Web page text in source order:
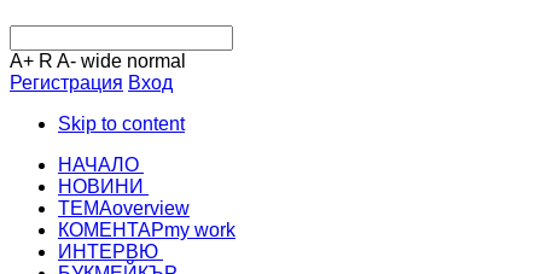
A+ R A- wide normal
Регистрация Вход
Skip to content
НАЧАЛО
НОВИНИ
ТЕМАoverview
КОМЕНТАРmy work
ИНТЕРВЮ